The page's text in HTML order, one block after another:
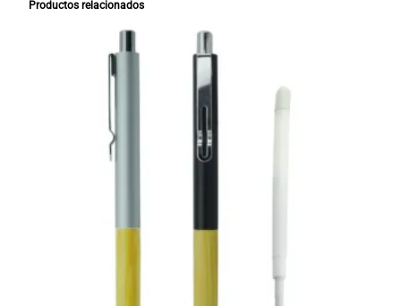
a
Productos relacionados